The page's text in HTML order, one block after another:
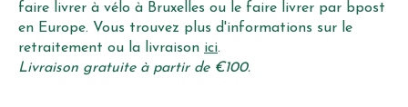
faire livrer à vélo à Bruxelles ou le faire livrer par bpost
en Europe. Vous trouvez plus d'informations sur le
retraitement ou la livraison ici.
Livraison gratuite à partir de €100.